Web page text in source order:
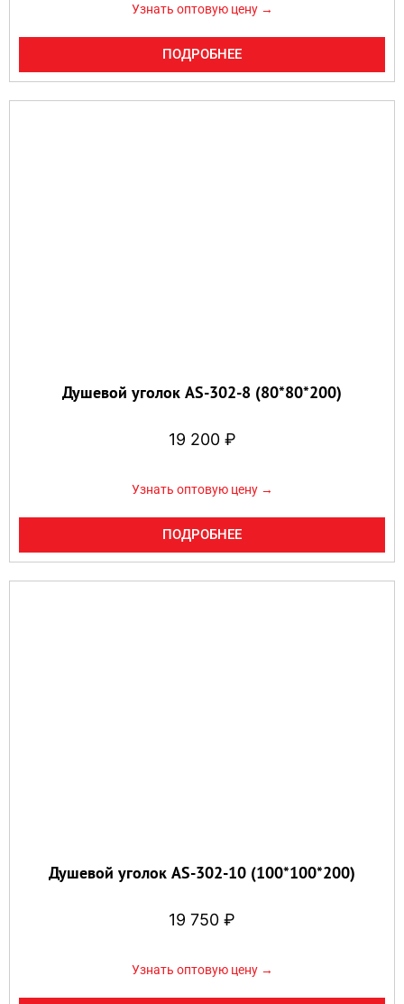
Узнать оптовую цену →
ПОДРОБНЕЕ
Душевой уголок AS-302-8 (80*80*200)
19 200 ₽
Узнать оптовую цену →
ПОДРОБНЕЕ
Душевой уголок AS-302-10 (100*100*200)
19 750 ₽
Узнать оптовую цену →